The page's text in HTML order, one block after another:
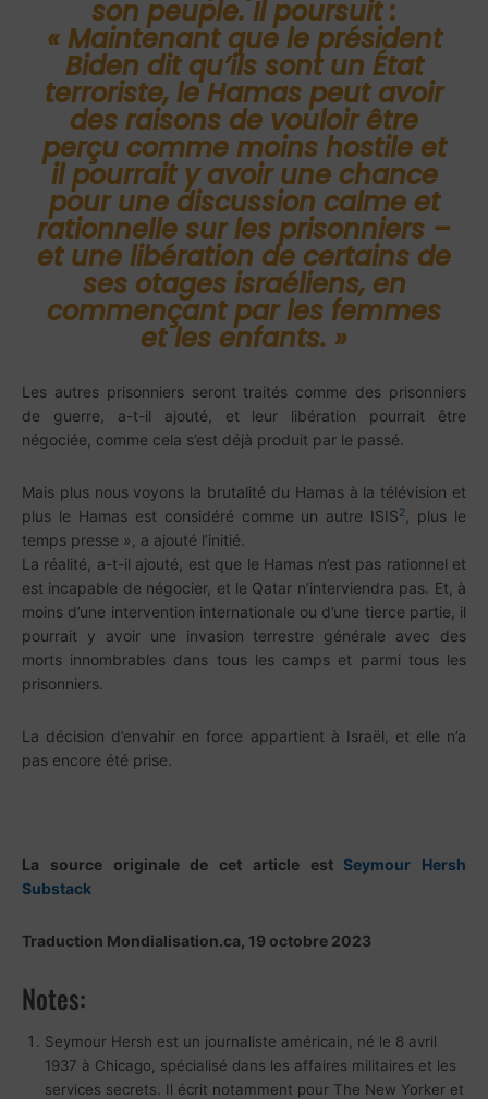
son peuple. Il poursuit :
« Maintenant que le président
Biden dit qu’ils sont un État
terroriste, le Hamas peut avoir
des raisons de vouloir être
perçu comme moins hostile et
il pourrait y avoir une chance
pour une discussion calme et
rationnelle sur les prisonniers –
et une libération de certains de
ses otages israéliens, en
commençant par les femmes
et les enfants. »
Les autres prisonniers seront traités comme des prisonniers
de guerre, a-t-il ajouté, et leur libération pourrait être
négociée, comme cela s’est déjà produit par le passé.
Mais plus nous voyons la brutalité du Hamas à la télévision et
plus le Hamas est considéré comme un autre ISIS2
, plus le
temps presse », a ajouté l’initié.
La réalité, a-t-il ajouté, est que le Hamas n’est pas rationnel et
est incapable de négocier, et le Qatar n’interviendra pas. Et, à
moins d’une intervention internationale ou d’une tierce partie, il
pourrait y avoir une invasion terrestre générale avec des
morts innombrables dans tous les camps et parmi tous les
prisonniers.
La décision d’envahir en force appartient à Israël, et elle n’a
pas encore été prise.
La source originale de cet article est Seymour Hersh
Substack
Traduction Mondialisation.ca, 19 octobre 2023
Notes:
Seymour Hersh est un journaliste américain, né le 8 avril
1937 à Chicago, spécialisé dans les affaires militaires et les
services secrets. Il écrit notamment pour The New Yorker et